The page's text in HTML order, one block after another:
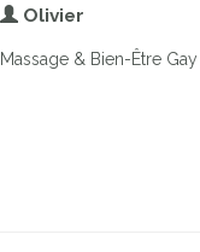
Olivier
Massage & Bien-Être